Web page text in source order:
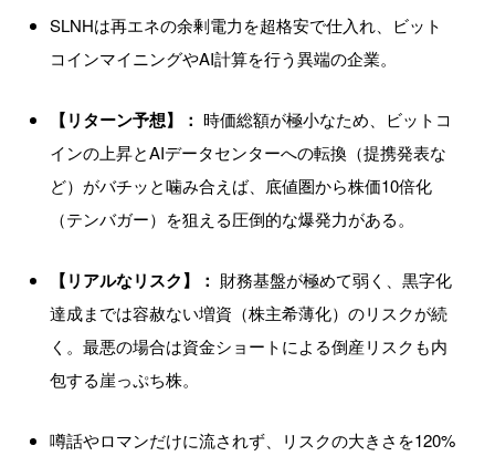
SLNHは再エネの余剰電力を超格安で仕入れ、ビット
コインマイニングやAI計算を行う異端の企業。
【リターン予想】： 時価総額が極小なため、ビットコ
インの上昇とAIデータセンターへの転換（提携発表な
ど）がバチッと噛み合えば、底値圏から株価10倍化
（テンバガー）を狙える圧倒的な爆発力がある。
【リアルなリスク】： 財務基盤が極めて弱く、黒字化
達成までは容赦ない増資（株主希薄化）のリスクが続
く。最悪の場合は資金ショートによる倒産リスクも内
包する崖っぷち株。
噂話やロマンだけに流されず、リスクの大きさを120%